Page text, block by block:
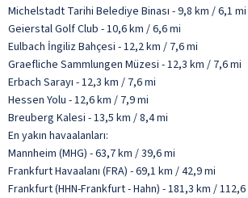
Michelstadt Tarihi Belediye Binası - 9,8 km / 6,1 mi
Geierstal Golf Club - 10,6 km / 6,6 mi
Eulbach İngiliz Bahçesi - 12,2 km / 7,6 mi
Graefliche Sammlungen Müzesi - 12,3 km / 7,6 mi
Erbach Sarayı - 12,3 km / 7,6 mi
Hessen Yolu - 12,6 km / 7,9 mi
Breuberg Kalesi - 13,5 km / 8,4 mi
En yakın havaalanları:
Mannheim (MHG) - 63,7 km / 39,6 mi
Frankfurt Havaalanı (FRA) - 69,1 km / 42,9 mi
Frankfurt (HHN-Frankfurt - Hahn) - 181,3 km / 112,6